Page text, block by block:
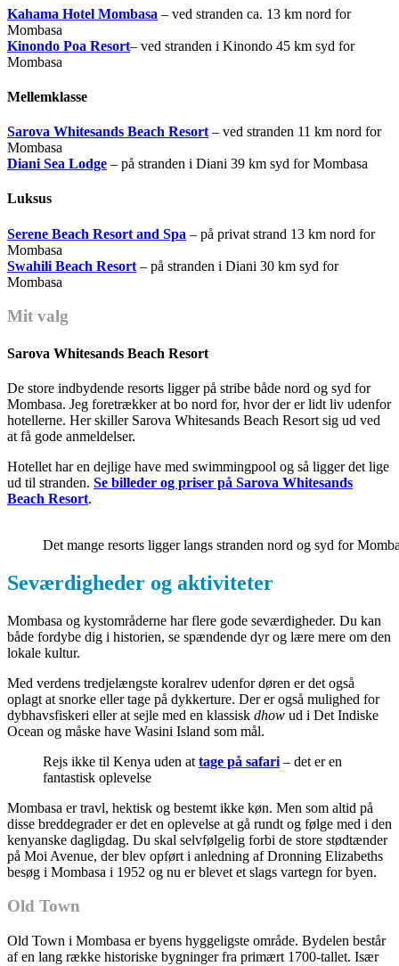
Kahama Hotel Mombasa – ved stranden ca. 13 km nord for
Mombasa
Kinondo Poa Resort– ved stranden i Kinondo 45 km syd for
Mombasa
Mellemklasse
Sarova Whitesands Beach Resort – ved stranden 11 km nord for
Mombasa
Diani Sea Lodge – på stranden i Diani 39 km syd for Mombasa
Luksus
Serene Beach Resort and Spa – på privat strand 13 km nord for
Mombasa
Swahili Beach Resort – på stranden i Diani 30 km syd for
Mombasa
Mit valg
Sarova Whitesands Beach Resort
De store indbydende resorts ligger på stribe både nord og syd for
Mombasa. Jeg foretrækker at bo nord for, hvor der er lidt liv udenfor
hotellerne. Her skiller Sarova Whitesands Beach Resort sig ud ved
at få gode anmeldelser.
Hotellet har en dejlige have med swimmingpool og så ligger det lige
ud til stranden. Se billeder og priser på Sarova Whitesands
Beach Resort.
Det mange resorts ligger langs stranden nord og syd for
Seværdigheder og aktiviteter
Mombasa og kystområderne har flere gode seværdigheder. Du kan
både fordybe dig i historien, se spændende dyr og lære mere om den
lokale kultur.
Med verdens tredjelængste koralrev udenfor døren er det også
oplagt at snorke eller tage på dykkerture. Der er også mulighed for
dybhavsfiskeri eller at sejle med en klassisk dhow ud i Det Indiske
Ocean og måske have Wasini Island som mål.
Rejs ikke til Kenya uden at tage på safari – det er en
fantastisk oplevelse
Mombasa er travl, hektisk og bestemt ikke køn. Men som altid på
disse breddegrader er det en oplevelse at gå rundt og følge med i den
kenyanske dagligdag. Du skal selvfølgelig forbi de store stødtænder
på Moi Avenue, der blev opført i anledning af Dronning Elizabeths
besøg i Mombasa i 1952 og nu er blevet et slags vartegn for byen.
Old Town
Old Town i Mombasa er byens hyggeligste område. Bydelen består
af en lang række historiske bygninger fra primært 1700-tallet. Især